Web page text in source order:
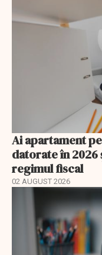
Ai apartament
datorate în
regimul fiscal
02 AUGUST 2026